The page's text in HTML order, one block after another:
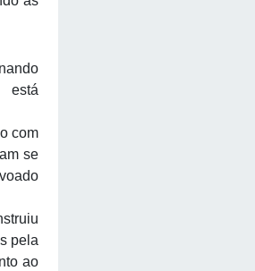
está
com
se
pela
ao